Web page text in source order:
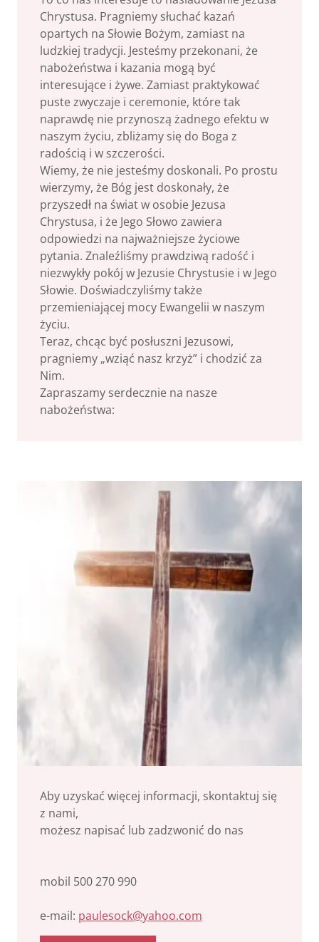
Chrystusa. Pragniemy słuchać kazań
opartych na Słowie Bożym, zamiast na
ludzkiej tradycji. Jesteśmy przekonani, że
nabożeństwa i kazania mogą być
interesujące i żywe. Zamiast praktykować
puste zwyczaje i ceremonie, które tak
naprawdę nie przynoszą żadnego efektu w
naszym życiu, zbliżamy się do Boga z
radością i w szczerości.
Wiemy, że nie jesteśmy doskonali. Po prostu
wierzymy, że Bóg jest doskonały, że
przyszedł na świat w osobie Jezusa
Chrystusa, i że Jego Słowo zawiera
odpowiedzi na najważniejsze życiowe
pytania. Znaleźliśmy prawdziwą radość i
niezwykły pokój w Jezusie Chrystusie i w Jego
Słowie. Doświadczyliśmy także
przemieniającej mocy Ewangelii w naszym
życiu.
Teraz, chcąc być posłuszni Jezusowi,
pragniemy „wziąć nasz krzyż” i chodzić za
Nim.
Zapraszamy serdecznie na nasze
nabożeństwa:
Aby uzyskać więcej informacji, skontaktuj się
z nami,
możesz napisać lub zadzwonić do nas
mobil 500 270 990
e-mail: paulesock@yahoo.com